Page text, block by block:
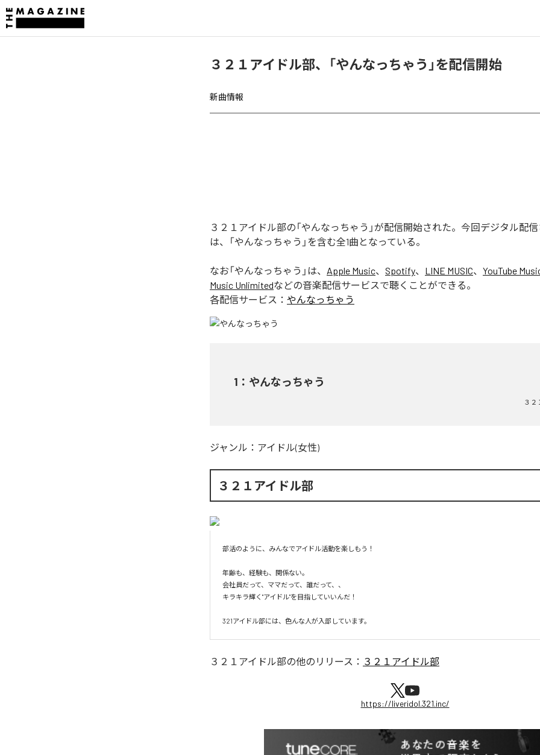
３２１アイドル部、「やんなっちゃう」を配信開始
新曲情報
３２１アイドル部の「やんなっちゃう」が配信開始された。今回デジタル配
は、「やんなっちゃう」を含む全1曲となっている。
なお「やんなっちゃう 」は、 Apple Music、 Spotify、 LINE MUSIC、 YouTube
Music Unlimitedなどの音楽配信サービスで聴くことができる。
各配信サービス： やんなっちゃう
1 ： やんなっちゃう
３２
ジャンル： アイドル(女性)
３２１アイドル部
部活のように、みんなでアイドル活動を楽しもう！
年齢も、経験も、関係ない。
会社員だって、ママだって、誰だって、、
キラキラ輝く"アイドル"を目指していいんだ！
321アイドル部には、色んな人が入部しています。
３２１アイドル部の他のリリース： ３２１アイドル部
https://liveridol.321.inc/